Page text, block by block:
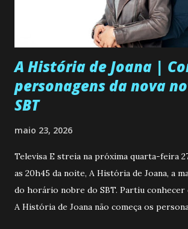
A História de Joana |
personagens da nova
SBT
maio 23, 2026
Televisa E streia na próxima quarta-feira
as 20h45 da noite, A História de Joana, a
do horário nobre do SBT. Partiu conhecer
A História de Joana não começa os